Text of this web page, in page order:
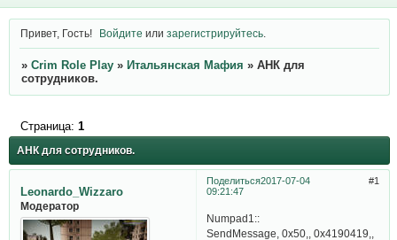
Привет, Гость! Войдите илизарегистрируйтесь
» Crim Role Play » Итальянская Мафия » АНК для
сотрудников.
АНК для сотрудников.
Страница: 1
Поделиться 1
2017-07-04
09:21:47
Leonardo_Wizzaro
Модератор
Numpad1::
SendMessage, 0x50,, 0x4190419,,